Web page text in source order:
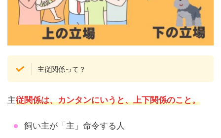
主従関係って？
主従関係は、カンタンにいうと、上下関係のこと。
飼い主が「主」命令する人